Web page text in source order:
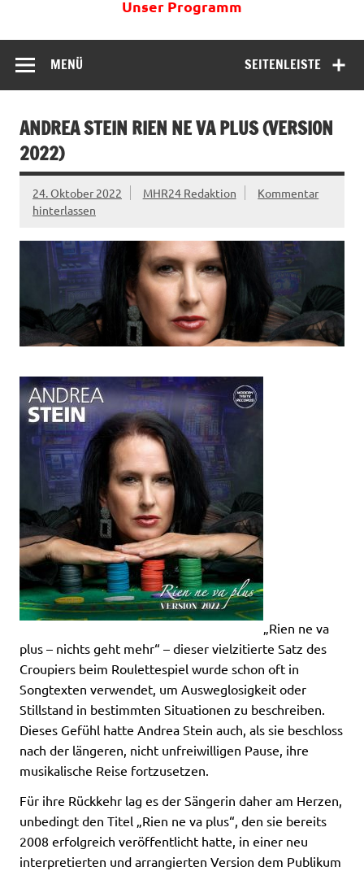
Unser Programm
SEITENLEISTE
MENÜ
ANDREA STEIN RIEN NE VA PLUS (VERSION
2022)
24. Oktober 2022 MHR24 Redaktion
Kommentar
hinterlassen
„Rien ne va
plus – nichts geht mehr“ – dieser vielzitierte Satz des
Croupiers beim Roulettespiel wurde schon oft in
Songtexten verwendet, um Ausweglosigkeit oder
Stillstand in bestimmten Situationen zu beschreiben.
Dieses Gefühl hatte Andrea Stein auch, als sie beschloss
nach der längeren, nicht unfreiwilligen Pause, ihre
musikalische Reise fortzusetzen.
Für ihre Rückkehr lag es der Sängerin daher am Herzen,
unbedingt den Titel „Rien ne va plus“, den sie bereits
2008 erfolgreich veröffentlicht hatte, in einer neu
interpretierten und arrangierten Version dem Publikum